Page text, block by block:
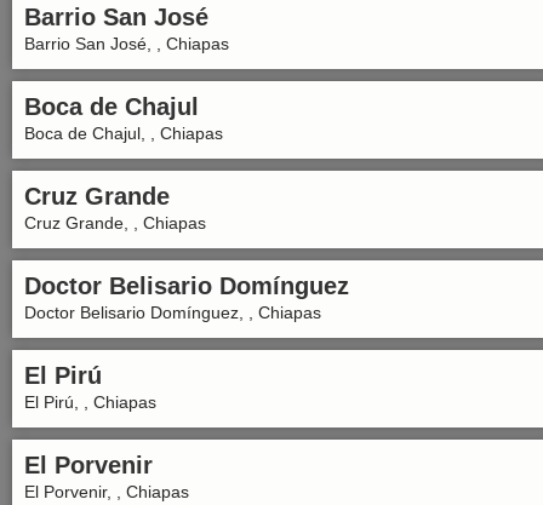
Barrio San José
Barrio San José, , Chiapas
Boca de Chajul
Boca de Chajul, , Chiapas
Cruz Grande
Cruz Grande, , Chiapas
Doctor Belisario Domínguez
Doctor Belisario Domínguez, , Chiapas
El Pirú
El Pirú, , Chiapas
El Porvenir
El Porvenir, , Chiapas